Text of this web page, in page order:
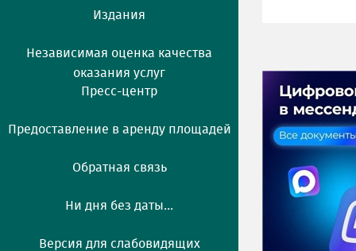
Издания
Независимая оценка качества
оказания услуг
Пресс-центр
Предоставление в аренду площадей
Обратная связь
Ни дня без даты...
Версия для слабовидящих